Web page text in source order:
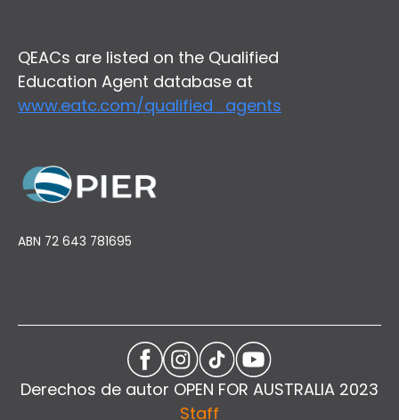
QEACs are listed on the Qualified
Education Agent database at
www.eatc.com/qualified_agents
ABN 72 643 781695
Derechos de autor OPEN FOR AUSTRALIA 2023
Staff